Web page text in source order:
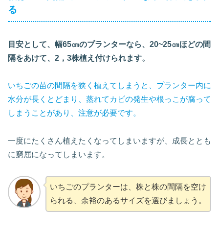
る
目安として、幅65㎝のプランターなら、20~25㎝ほどの間
隔をあけて、2，3株植え付けられます。
いちごの苗の間隔を狭く植えてしまうと、プランター内に
水分が長くとどまり、蒸れてカビの発生や根っこが腐って
しまうことがあり、注意が必要です。
一度にたくさん植えたくなってしまいますが、成長ととも
に窮屈になってしまいます。
いちごのプランターは、株と株の間隔を空け
られる、余裕のあるサイズを選びましょう。